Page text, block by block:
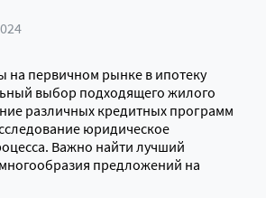
на первичном рынке в ипотеку
выбор подходящего жилого
различных кредитных программ
юридическое
Важно найти лучший
предложений на